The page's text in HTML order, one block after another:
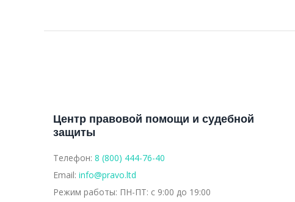
Центр правовой помощи и судебной
защиты
Телефон: 8 (800) 444-76-40
Email: info@pravo.ltd
Режим работы: ПН-ПТ: с 9:00 до 19:00